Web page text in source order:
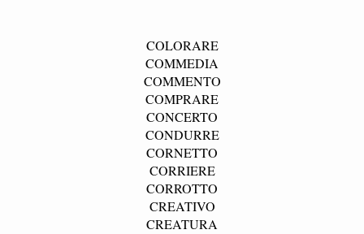
COLORARE
COMMEDIA
COMMENTO
COMPRARE
CONCERTO
CONDURRE
CORNETTO
CORRIERE
CORROTTO
CREATIVO
CREATURA